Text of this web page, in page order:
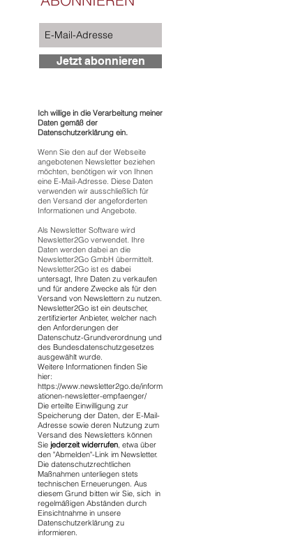
Jetzt abonnieren
Ich willige in die Verarbeitung meiner
Daten gemäß der
Datenschutzerklärung ein.
Wenn Sie den auf der Webseite
angebotenen Newsletter beziehen
möchten, benötigen wir von Ihnen
eine E-Mail-Adresse. Diese Daten
verwenden wir ausschließlich für
den Versand der angeforderten
Informationen und Angebote.
Als Newsletter Software wird
Newsletter2Go verwendet. Ihre
Daten werden dabei an die
Newsletter2Go GmbH übermittelt.
Newsletter2Go ist es dabei
untersagt, Ihre Daten zu verkaufen
und für andere Zwecke als für den
Versand von Newslettern zu nutzen.
Newsletter2Go ist ein deutscher,
zertifizierter Anbieter, welcher nach
den Anforderungen der
Datenschutz-Grundverordnung und
des Bundesdatenschutzgesetzes
ausgewählt wurde.
Weitere Informationen finden Sie
hier:
https://www.newsletter2go.de/inform
ationen-newsletter-empfaenger/
Die erteilte Einwilligung zur
Speicherung der Daten, der E-Mail-
Adresse sowie deren Nutzung zum
Versand des Newsletters können
Sie jederzeit widerrufen, etwa über
den "Abmelden"-Link im Newsletter.
Die datenschutzrechtlichen
Maßnahmen unterliegen stets
technischen Erneuerungen. Aus
diesem Grund bitten wir Sie, sich in
regelmäßigen Abständen durch
Einsichtnahme in unsere
Datenschutzerklärung zu
informieren.